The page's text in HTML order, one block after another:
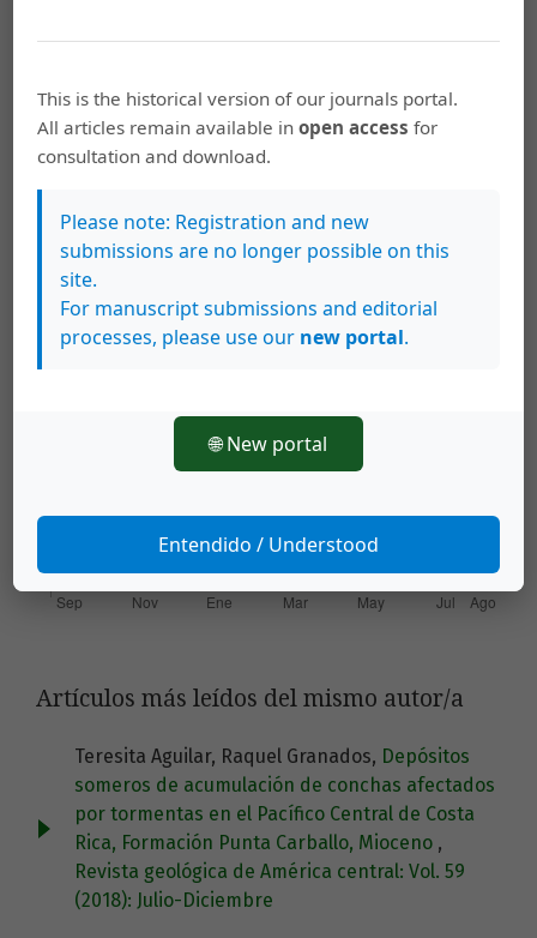
Additions to Gastropods; Cephalopods).- Geol. Surv. Prof.
WOODRING, W. P., & MALAVASSI , E., 1961: Miocene
foraminifera, mollusks, and a barnacle from the Valle
Central, Costa Rica.- J. Paleont. 35(3): 489-497.
Descargas
Artículos más leídos del mismo autor/a
Teresita Aguilar, Raquel Granados, Depósitos
someros de acumulación de conchas afectados
por tormentas en el Pacífico Central de Costa
Rica, Formación Punta Carballo, Mioceno ,
Revista geológica de América central: Vol. 59
(2018): Julio-Diciembre
This is the historical version of our journals portal.
All articles remain available inopen access for
consultation and download.
Please note: Registration and new
submissions are no longer possible on this
site.
For manuscript submissions and editorial
processes, please use our new portal.
🌐 New portal
Entendido / Understood